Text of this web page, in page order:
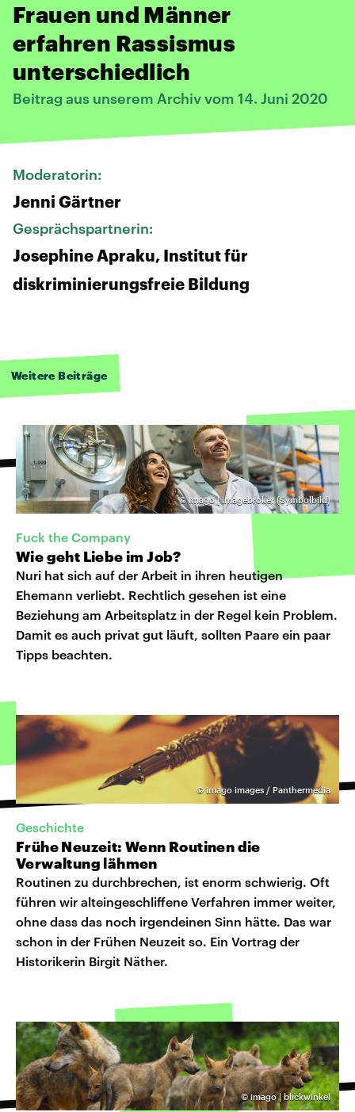
Frauen und Männer
erfahren Rassismus
unterschiedlich
Beitrag aus unserem Archiv vom 14. Juni 2020
Moderatorin:
Jenni Gärtner
Gesprächspartnerin:
Josephine Apraku, Institut für
diskriminierungsfreie Bildung
Weitere Beiträge
©Imago | imagebroker (Symbolbild)
Fuck the Company
Wie geht Liebe im Job?
Nuri hat sich auf der Arbeit in ihren heutigen
Ehemann verliebt. Rechtlich gesehen ist eine
Beziehung am Arbeitsplatz in der Regel kein Problem.
Damit es auch privat gut läuft, sollten Paare ein paar
Tipps beachten.
© imago images / Panthermedia
Geschichte
Frühe Neuzeit: Wenn Routinen die
Verwaltung lähmen
Routinen zu durchbrechen, ist enorm schwierig. Oft
führen wir alteingeschliffene Verfahren immer weiter,
ohne dass das noch irgendeinen Sinn hätte. Das war
schon in der Frühen Neuzeit so. Ein Vortrag der
Historikerin Birgit Näther.
©imago | blickwinkel